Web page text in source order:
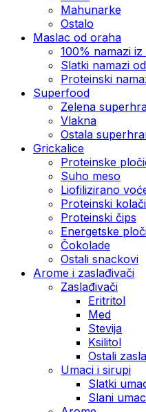
Mahunarke
Ostalo
Maslac od oraha
100% namazi
Slatki namazi
Proteinski
Superfood
Zelena
Vlakna
Ostala
Grickalice
Proteinske
Suho meso
Liofilizirano
Proteinski
Proteinski čips
Energetske
Čokolade
Ostali snackovi
Arome i zaslađivači
Zaslađivači
Eritritol
Med
Stevija
Ksilitol
Ostali
Umaci i sirupi
Slatki
Slani